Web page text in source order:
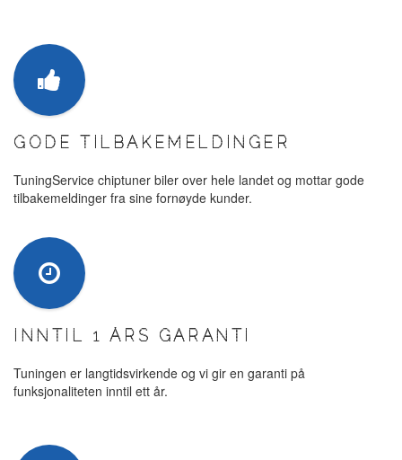
GODE TILBAKEMELDINGER
TuningService chiptuner biler over hele landet og mottar gode
tilbakemeldinger fra sine fornøyde kunder.
INNTIL 1 ÅRS GARANTI
Tuningen er langtidsvirkende og vi gir en garanti på
funksjonaliteten inntil ett år.